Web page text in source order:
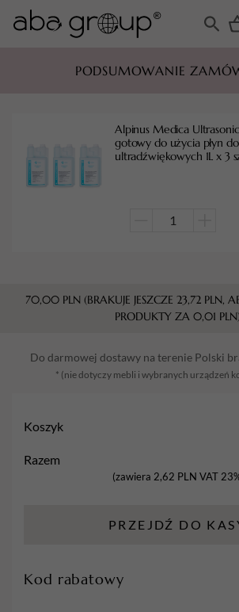
PODSUMOWANIE
Alpinus Medica
gotowy do użycia płyn
ultradźwiękowych 1L x 3
Sterill
-
do
użycia
1L
szt.
70,00 PLN (BRAKUJE JESZCZE 23,72 PLN,
PRODUKTY ZA 0,01 PLN
Do darmowej dostawy na terenie Polski
* (nie dotyczy mebli i wybranych urządzeń
Koszyk
Razem
(zawiera 2,62 PLN VAT
PRZEJDŹ DO
Kod rabatowy